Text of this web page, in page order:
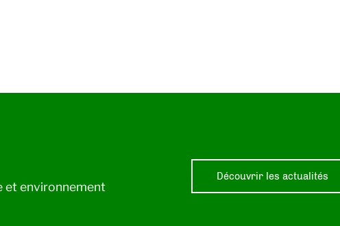
et environnement
Découvrir les actualités